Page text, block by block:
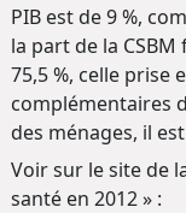
PIB est de 9 %,
la part de la
75,5 %, celle prise
complémentaires
des ménages, il
Voir sur le site de
santé en 2012 » :